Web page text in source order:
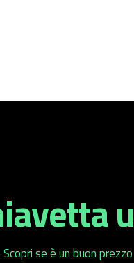
Scopri se è un buon prezzo